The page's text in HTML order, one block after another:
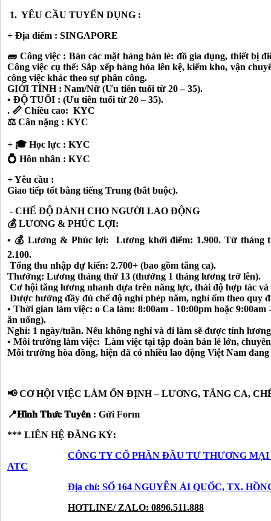
1. YÊU CẦU TUYỂN DỤNG :
+ Địa điểm : SINGAPORE
🧱 Công việc : Bán các mặt hàng bán lẻ: đồ gia dụng, thiết bị
Công việc cụ thể: Sắp xếp hàng hóa lên kệ, kiểm kho, vận
công việc khác theo sự phân công.
GIỚI TÍNH : Nam/Nữ (Ưu tiên tuổi từ 20 – 35).
• ĐỘ TUỔI : (Ưu tiên tuổi từ 20 – 35).
. 📏 Chiều cao: KYC
⚖️ Cân nặng : KYC
+ 🎓 Học lực : KYC
💍 Hôn nhân : KYC
+ Yêu cầu :
Giao tiếp tốt bằng tiếng Trung (bắt buộc).
- CHẾ ĐỘ DÀNH CHO NGƯỜI LAO ĐỘNG
💰 LƯƠNG & PHÚC LỢI:
• 💰 Lương & Phúc lợi:
Lương khởi điểm: 1.900. Từ tháng
2.100.
Tổng thu nhập dự kiến: 2.700+ (bao gồm tăng ca).
Thưởng: Lương tháng thứ 13 (thưởng 1 tháng lương trở lên).
Cơ hội tăng lương nhanh dựa trên năng lực, thái độ hợp tác và
Được hưởng đầy đủ chế độ nghỉ phép năm, nghỉ ốm theo quy
• Thời gian làm việc: o Ca làm: 8:00am - 10:00pm hoặc
ăn uống).
Nghỉ: 1 ngày/tuần. Nếu không nghỉ và đi làm sẽ được tính
• Môi trường làm việc: Làm việc tại tập đoàn bán lẻ lớn,
Môi trường hòa đồng, hiện đã có nhiều lao động Việt Nam
📢 CƠ HỘI VIỆC LÀM ỔN ĐỊNH – LƯƠNG, TĂNG CA,
📍𝐇𝐢̀𝐧𝐡 𝐓𝐡𝐮̛́𝐜 𝐓𝐮𝐲𝐞̂̉𝐧 : Gửi Form
*** LIÊN HỆ ĐĂNG KÝ:
CÔNG TY CỔ PHẦN ĐẦU TƯ THƯƠNG
ATC
Địa chỉ: SỐ 164 NGUYỄN ÁI QUỐC, TX.
HOTLINE/ ZALO: 0896.511.888